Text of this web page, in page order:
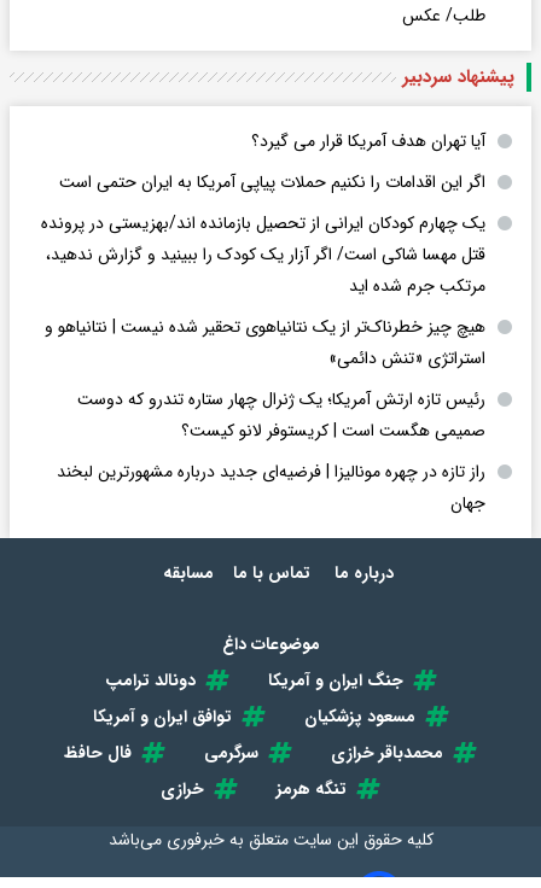
طلب/ عکس
پیشنهاد سردبیر
آیا تهران هدف آمریکا قرار می گیرد؟
اگر این اقدامات را نکنیم حملات پیاپی آمریکا به ایران حتمی است
یک چهارم کودکان ایرانی از تحصیل بازمانده اند/بهزیستی در پرونده
قتل مهسا شاکی است/ اگر آزار یک کودک را ببینید و گزارش ندهید،
مرتکب جرم شده اید
هیچ چیز خطرناک‌تر از یک نتانیاهوی تحقیر شده نیست | نتانیاهو و
استراتژی «تنش دائمی»
رئیس تازه ارتش آمریکا؛ یک ژنرال چهار ستاره تندرو که دوست
صمیمی هگست است | کریستوفر لانو کیست؟
راز تازه در چهره مونالیزا | فرضیه‌ای جدید درباره مشهورترین لبخند
جهان
درباره ما تماس با ما مسابقه
موضوعات داغ
جنگ ایران و آمریکا
دونالد ترامپ
مسعود پزشکیان
توافق ایران و آمریکا
محمدباقر خرازی
سرگرمی
فال حافظ
تنگه هرمز
خرازی
کلیه حقوق این سایت متعلق بهخبرفوری می‌باشد